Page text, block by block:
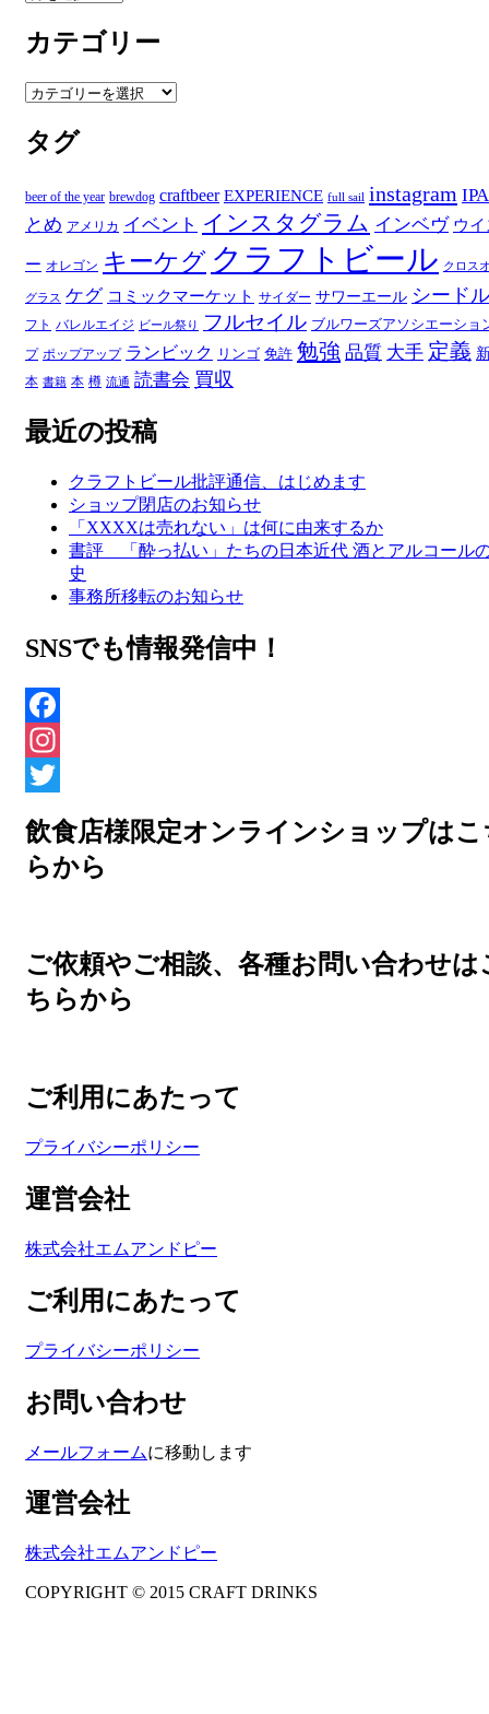
カ
イ
ブ
カテゴリー
カ
ゴ
リ
タグ
beer of the year brewdog craftbeer EXPERIENCE full sail instagram IPA
とめ アメリカ イベント インスタグラム インベヴ ウ
ー オレゴン キーケグ クラフトビール クロス
グラス ケグ コミックマーケット サイダー サワーエール シードル
フト バレルエイジ ビール祭り フルセイル ブルワーズアソシエーショ
プ ポップアップ ランビック リンゴ 免許 勉強 品質 大手 定義
本 書籍 本 樽 流通 読書会 買収
最近の投稿
クラフトビール批評通信、はじめます
ショップ閉店のお知らせ
「XXXXは売れない」は何に由来するか
書評 「酔っ払い」たちの日本近代 酒とアルコール
史
事務所移転のお知らせ
SNSでも情報発信中！
Facebook
Instagram
飲食店様限定オンラインショップはこ
らから
ご依頼やご相談、各種お問い合わせは
ちらから
ご利用にあたって
プライバシーポリシー
運営会社
株式会社エムアンドピー
ご利用にあたって
プライバシーポリシー
お問い合わせ
メールフォームに移動します
運営会社
株式会社エムアンドピー
COPYRIGHT © 2015 CRAFT DRINKS